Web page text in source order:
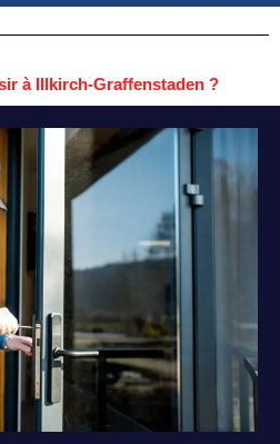
à Illkirch-Graffenstaden ?